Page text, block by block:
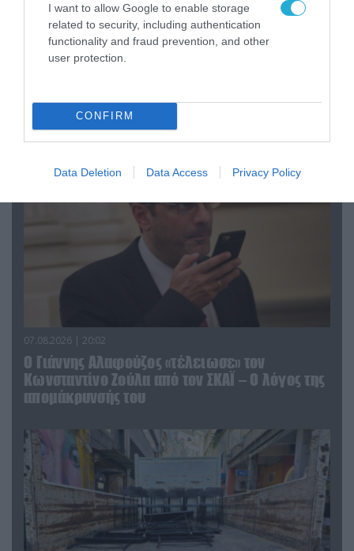
I want to allow Google to enable storage
related to security, including authentication
functionality and fraud prevention, and other
user protection.
CONFIRM
Data Deletion Data Access Privacy Policy
του Αρκά για τα τατουάζ (φωτο)
07.08.2026 | 20:02
Ο Γιάννης Αλαφούζος «τέλειωσε» τον
Κωνσταντίνο Ζούλα από τον ΣΚΑΪ – Ο λόγος της
απομάκρυνσής του